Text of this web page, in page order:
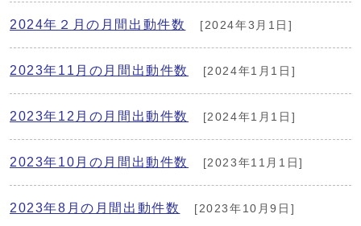
2024年２月の月間出動件数 [2024年3月1日]
2023年11月の月間出動件数 [2024年1月1日]
2023年12月の月間出動件数 [2024年1月1日]
2023年10月の月間出動件数 [2023年11月1日]
2023年8月の月間出動件数 [2023年10月9日]